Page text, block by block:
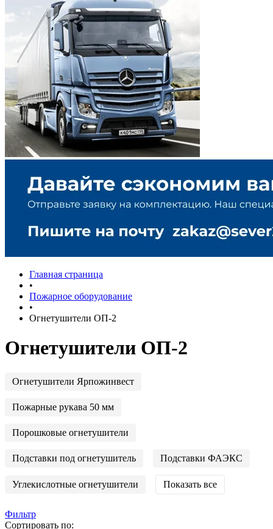
Главная страница
•
Пожарное оборудование
•
Огнетушители ОП-2
Огнетушители ОП-2
Огнетушители Ярпожинвест
Пожарные рукава 50 мм
Порошковые огнетушители
Подставки под огнетушитель Подставки ФАЭКС
Углекислотные огнетушители Показать все
Фильтр
Сортировать по: